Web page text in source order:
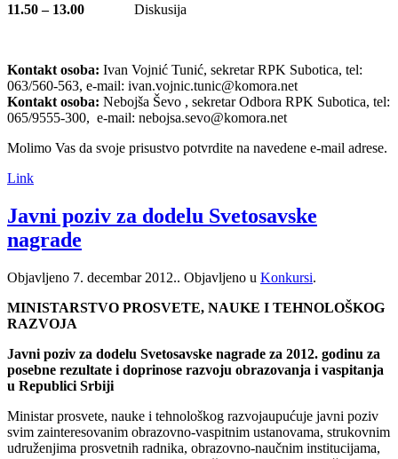
11.50 – 13.00
Diskusija
Kontakt osoba: Ivan Vojnić Tunić, sekretar RPK Subotica, tel:
063/560-563, e-mail: ivan.vojnic.tunic@komora.net
Kontakt osoba: Nebojša Ševo , sekretar Odbora RPK Subotica, tel:
065/9555-300, e-mail: nebojsa.sevo@komora.net
Molimo Vas da svoje prisustvo potvrdite na navedene e-mail adrese.
Link
Javni poziv za dodelu Svetosavske
nagrade
Objavljeno 7. decembar 2012.. Objavljeno u Konkursi.
MINISTARSTVO PROSVETE, NAUKE I TEHNOLOŠKOG
RAZVOJA
Javni poziv za dodelu Svetosavske nagrade za 2012. godinu za
posebne rezultate i doprinose razvoju obrazovanja i vaspitanja
u Republici Srbiji
Ministar prosvete, nauke i tehnološkog razvojaupućuje javni poziv
svim zainteresovanim obrazovno-vaspitnim ustanovama, strukovnim
udruženjima prosvetnih radnika, obrazovno-naučnim institucijama,